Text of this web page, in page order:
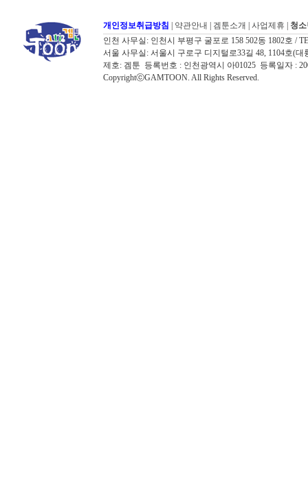
개인정보취급방침 약관안내 겜툰소개 사업제휴
청
인천 사무실: 인천시 부평구 굴포로 158 502동 1802호 /
서울 사무실: 서울시 구로구 디지털로33길 48, 1104호(대
제호: 겜툰 등록번호 : 인천광역시 아01025 등록일자 :
CopyrightⓒGAMTOON. All Rights Reserved.